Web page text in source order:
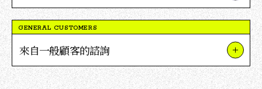
關於我們的業務與項目
媒體採訪及報導相關詢問
GENERAL CUSTOMERS
來自一般顧客的諮詢
關於TSUTAYA